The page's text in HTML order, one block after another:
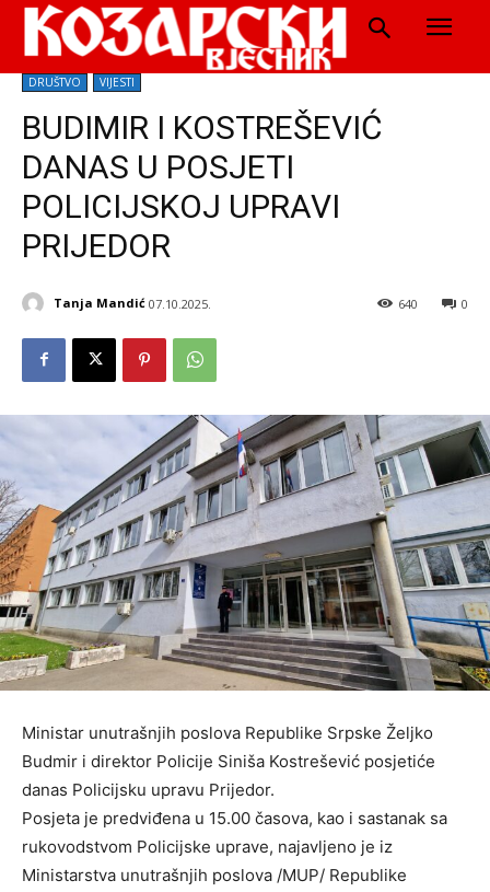
DRUŠTVO VIJESTI
BUDIMIR I KOSTREŠEVIĆ
DANAS U POSJETI
POLICIJSKOJ UPRAVI
PRIJEDOR
Tanja Mandić 07.10.2025. 0
640
Ministar unutrašnjih poslova Republike Srpske Željko
Budmir i direktor Policije Siniša Kostrešević posjetiće
danas Policijsku upravu Prijedor.
Posjeta je predviđena u 15.00 časova, kao i sastanak sa
rukovodstvom Policijske uprave, najavljeno je iz
Ministarstva unutrašnjih poslova /MUP/ Republike